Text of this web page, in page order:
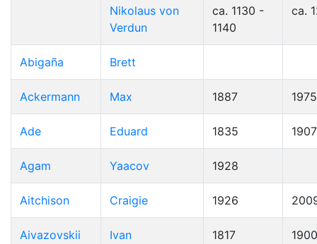
Nikolaus von
Verdun
ca. 1130 -
1140
ca.
Abigaña Brett
Ackermann Max 1887 1975
Ade Eduard 1835 1907
Agam Yaacov 1928
Aitchison Craigie 1926
Aivazovskii
Ivan
1817 1900